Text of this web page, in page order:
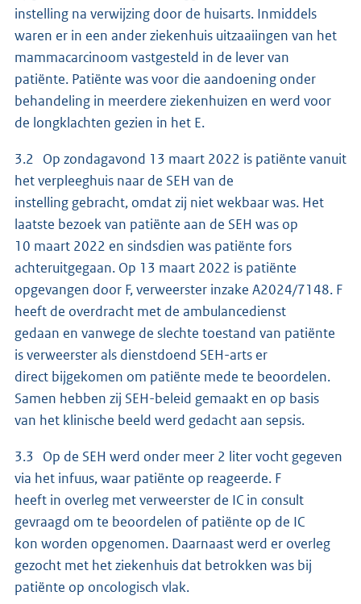
instelling na verwijzing door de huisarts. Inmiddels
waren er in een ander ziekenhuis uitzaaiingen van het
mammacarcinoom vastgesteld in de lever van
patiënte. Patiënte was voor die aandoening onder
behandeling in meerdere ziekenhuizen en werd voor
de longklachten gezien in het E.
3.2 Op zondagavond 13 maart 2022 is patiënte vanuit
het verpleeghuis naar de SEH van de
instelling gebracht, omdat zij niet wekbaar was. Het
laatste bezoek van patiënte aan de SEH was op
10 maart 2022 en sindsdien was patiënte fors
achteruitgegaan. Op 13 maart 2022 is patiënte
opgevangen door F, verweerster inzake A2024/7148. F
heeft de overdracht met de ambulancedienst
gedaan en vanwege de slechte toestand van patiënte
is verweerster als dienstdoend SEH-arts er
direct bijgekomen om patiënte mede te beoordelen.
Samen hebben zij SEH-beleid gemaakt en op basis
van het klinische beeld werd gedacht aan sepsis.
3.3 Op de SEH werd onder meer 2 liter vocht gegeven
via het infuus, waar patiënte op reageerde. F
heeft in overleg met verweerster de IC in consult
gevraagd om te beoordelen of patiënte op de IC
kon worden opgenomen. Daarnaast werd er overleg
gezocht met het ziekenhuis dat betrokken was bij
patiënte op oncologisch vlak.